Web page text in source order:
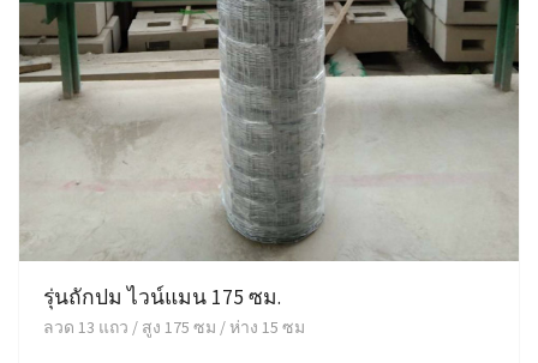
รุ่นถักปม ไวน์แมน 175 ซม.
ลวด 13 แถว / สูง 175 ซม / ห่าง 15 ซม